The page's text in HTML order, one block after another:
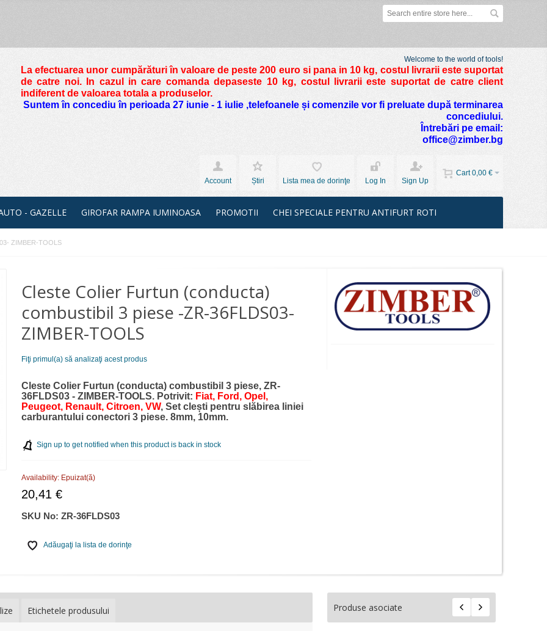
Welcome to the world of tools!
La efectuarea unor cumpărături în valoare de peste 200 euro si pana in 10 kg, costul livrarii este suportat
de catre noi. In cazul in care comanda depaseste 10 kg, costul livrarii este suportat de catre client
indiferent de valoarea totala a produselor.
Suntem în concediu în perioada 27 iunie - 1 iulie ,telefoanele și comenzile vor fi preluate după terminarea
concediului.
Întrebări pe email:
office@zimber.bg
Cart 0,00 €
Account
Știri Lista mea de dorinţe Log In Sign Up
- GAZELLE GIROFAR RAMPA IUMINOASA PROMOTII CHEI SPECIALE PENTRU ANTIFURT ROTI
ZIMBER-TOOLS
Cleste Colier Furtun (conducta)
combustibil 3 piese -ZR-36FLDS03-
ZIMBER-TOOLS
Fiţi primul(a) să analizaţi acest produs
Cleste Colier Furtun (conducta) combustibil 3 piese, ZR-
36FLDS03 - ZIMBER-TOOLS. Potrivit: Fiat, Ford, Opel,
Peugeot, Renault, Citroen, VW, Set clești pentru slăbirea liniei
carburantului conectori 3 piese.8mm, 10mm.
Sign up to get notified when this product is back in stock
Availability: Epuizat(ă)
20,41 €
SKU No:ZR-36FLDS03
Adăugaţi la lista de dorinţe
Etichetele produsului Produse asociate